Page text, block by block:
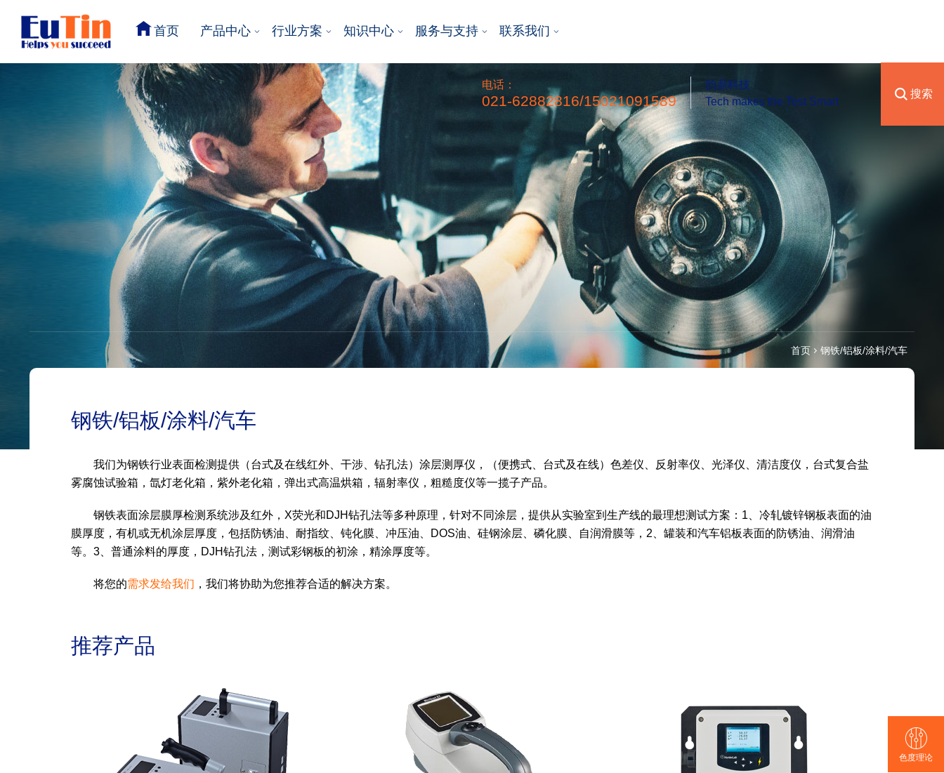
首页 产品中心 行业方案 知识中心 服务与支持 联系我们
电话：
021-62882816/15021091589
韵鼎科技
Tech makes the Test Smart
搜索
首页 钢铁/铝板/涂料/汽车
钢铁/铝板/涂料/汽车
我们为钢铁行业表面检测提供（台式及在线红外、干涉、钻孔法）涂层测厚仪，（便携式、台式及在线）色差仪、反射率仪、光泽仪、清洁度仪，台式复合盐
雾腐蚀试验箱，氙灯老化箱，紫外老化箱，弹出式高温烘箱，辐射率仪，粗糙度仪等一揽子产品。
钢铁表面涂层膜厚检测系统涉及红外，X荧光和DJH钻孔法等多种原理，针对不同涂层，提供从实验室到生产线的最理想测试方案：1、冷轧镀锌钢板表面的油
膜厚度，有机或无机涂层厚度，包括防锈油、耐指纹、钝化膜、冲压油、DOS油、硅钢涂层、磷化膜、自润滑膜等，2、罐装和汽车铝板表面的防锈油、润滑油
等。3、普通涂料的厚度，DJH钻孔法，测试彩钢板的初涂，精涂厚度等。
将您的需求发给我们 ，我们将协助为您推荐合适的解决方案。
推荐产品
色度理论